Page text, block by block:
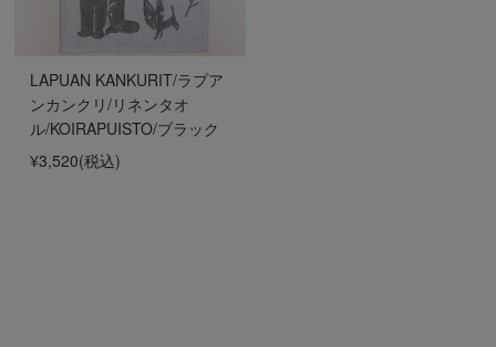
LAPUAN KANKURIT/ラプア
ンカンクリ/リネンタオ
ル/KOIRAPUISTO/ブラック
¥3,520(税込)